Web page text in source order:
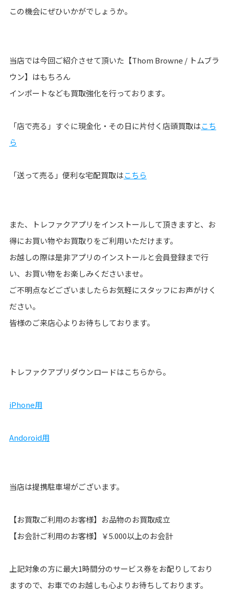
この機会にぜひいかがでしょうか。
当店では今回ご紹介させて頂いた【Thom Browne / トムブラ
ウン】はもちろん
インポートなども買取強化を行っております。
「店で売る」すぐに現金化・その日に片付く店頭買取はこち
ら
「送って売る」便利な宅配買取はこちら
また、トレファクアプリをインストールして頂きますと、お
得にお買い物やお買取りをご利用いただけます。
お越しの際は是非アプリのインストールと会員登録まで行
い、お買い物をお楽しみくださいませ。
ご不明点などございましたらお気軽にスタッフにお声がけく
ださい。
皆様のご来店心よりお待ちしております。
トレファクアプリダウンロードはこちらから。
iPhone用
Andoroid用
当店は提携駐車場がございます。
【お買取ご利用のお客様】お品物のお買取成立
【お会計ご利用のお客様】￥5.000以上のお会計
上記対象の方に最大1時間分のサービス券をお配りしており
ますので、お車でのお越しも心よりお待ちしております。